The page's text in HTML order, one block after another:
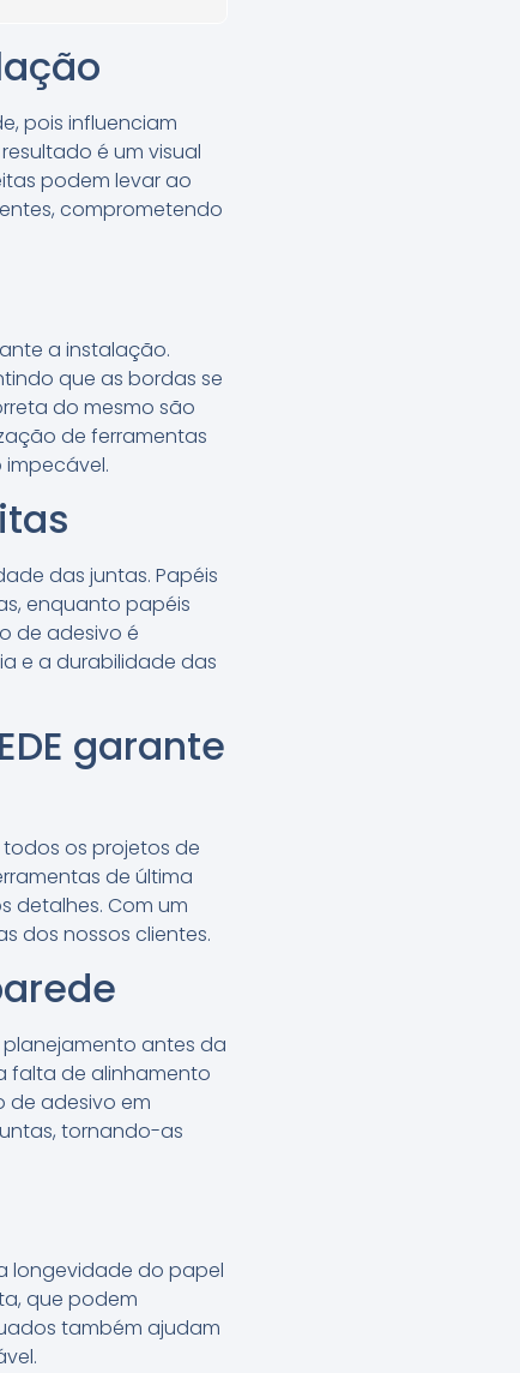
pois influenciam
é um visual
podem levar ao
comprometendo
a instalação.
que as bordas se
do mesmo são
de ferramentas
das juntas. Papéis
enquanto papéis
de adesivo é
e a durabilidade das
garante
todos os projetos de
de última
detalhes. Com um
dos nossos clientes.
antes da
falta de alinhamento
de adesivo em
tornando-as
longevidade do papel
que podem
também ajudam